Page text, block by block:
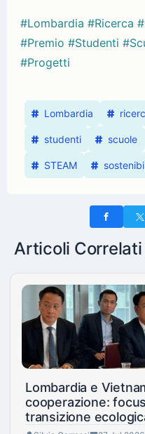
#Lombardia #Ricerca
#Premio #Studenti
#Progetti
Lombardia
studenti scuole
STEAM
Articoli Correlati
Lombardia e
cooperazione:
transizione